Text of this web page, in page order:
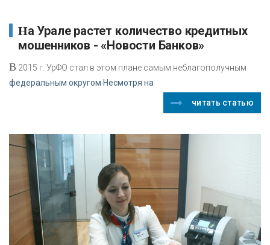
На Урале растет количество кредитных
мошенников - «Новости Банков»
В 2015 г. УрФО стал в этом плане самым неблагополучным
федеральным округом Несмотря на
читать статью